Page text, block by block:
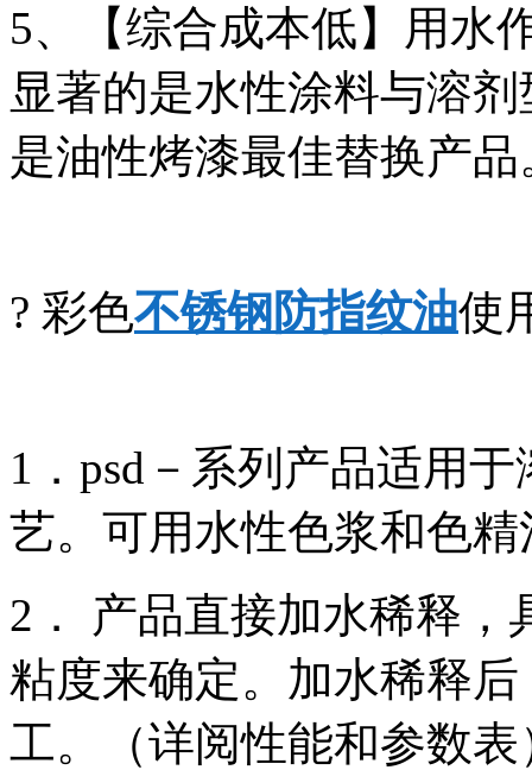
5、【综合成本低】用水
显著的是水性涂料与溶
是油性烤漆最佳替换产品
? 彩色不锈钢防指纹油使
1．psd－系列产品适用
艺。可用水性色浆和色
2． 产品直接加水稀释
粘度来确定。加水稀释
工。（详阅性能和参数表